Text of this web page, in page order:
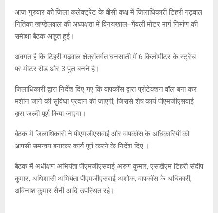
आज गुरुवार को जिला कलेक्ट्रेट के वीसी कक्ष में जिलाधिकारी टिहरी गढ़वाल
नितिका खण्डेलवाल की अध्यक्षता में विनयखाल–गेंवली मोटर मार्ग निर्माण की
समीक्षा बैठक आहूत हुई।
अवगत है कि टिहरी गढ़वाल क्षेत्रांतर्गत घनसाली में 6 किलोमीटर के स्ट्रेच
पर मोटर रोड और 3 पुल बनने है।
जिलाधिकारी द्वारा निर्देश दिए गए कि वापकॉस द्वारा प्रोटेक्शन वॉल बना कर
मशीन जाने की सुविधा प्रदान की जाएगी, जिससे शेष कार्य पीएमजीएसवाई
द्वारा जल्दी पूर्ण किया जाएगा।
बैठक में जिलाधिकारी ने पीएमजीएसवाई और वापकॉस के अधिकारियों को
आपसी समन्वय बनाकर कार्य पूर्ण करने के निर्देश दिए ।
बैठक में अधीक्षण अभियंता पीएमजीएसवाई अरुण कुमार, एसडीएम टिहरी संदीप
कुमार, अधिशासी अभियंता पीएमजीएसवाई अशोक, वापकॉस के अधिकारी,
अविनाश कुमार सैनी आदि उपस्थित रहे।